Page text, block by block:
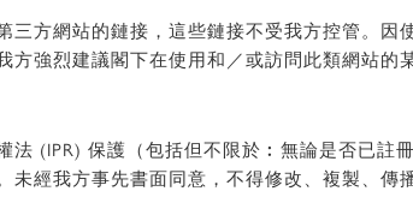
方網站的鏈接，這些鏈接不受我方控管。因
強烈建議閣下在使用和／或訪問此類網站的
法 (IPR) 保護（包括但不限於︰無論是否已註
經我方事先書面同意，不得修改、複製、傳